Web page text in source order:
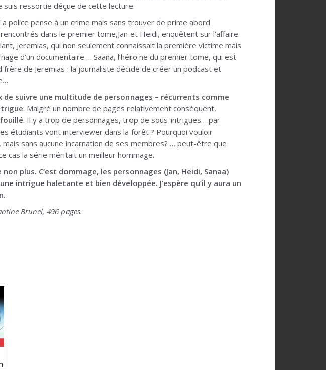
suis ressortie déçue de cette lecture.
police pense à un crime mais sans trouver de prime abord
dans le premier tome,Jan et Heidi, enquêtent sur l’affaire.
Jeremias, qui non seulement connaissait la première victime mais
d’un documentaire … Saana, l’héroïne du premier tome, qui est
de Jeremias : la journaliste décide de créer un podcast et
de suivre une multitude de personnages – récurrents comme
. Malgré un nombre de pages relativement conséquent,
. Il y a trop de personnages, trop de sous-intrigues… par
étudiants vont interviewer dans la forêt ? Pourquoi vouloir
sans aucune incarnation de ses membres? … peut-être que
cas la série méritait un meilleur hommage.
plus. C’est dommage, les personnages (Jan, Heidi, Sanaa)
intrigue haletante et bien développée. J’espère qu’il y aura un
Brunel, 496 pages.